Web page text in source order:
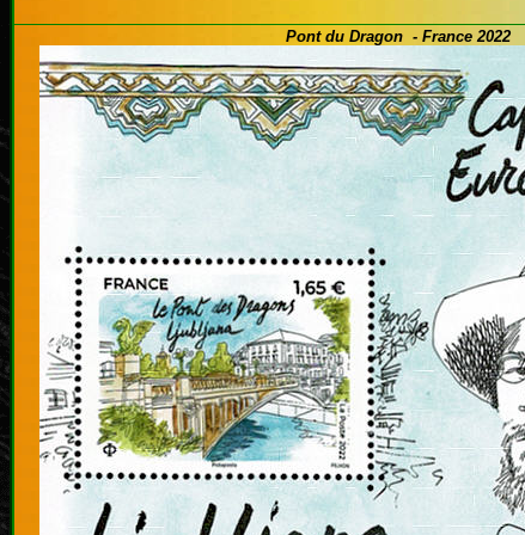
Pont du Dragon - France 2022